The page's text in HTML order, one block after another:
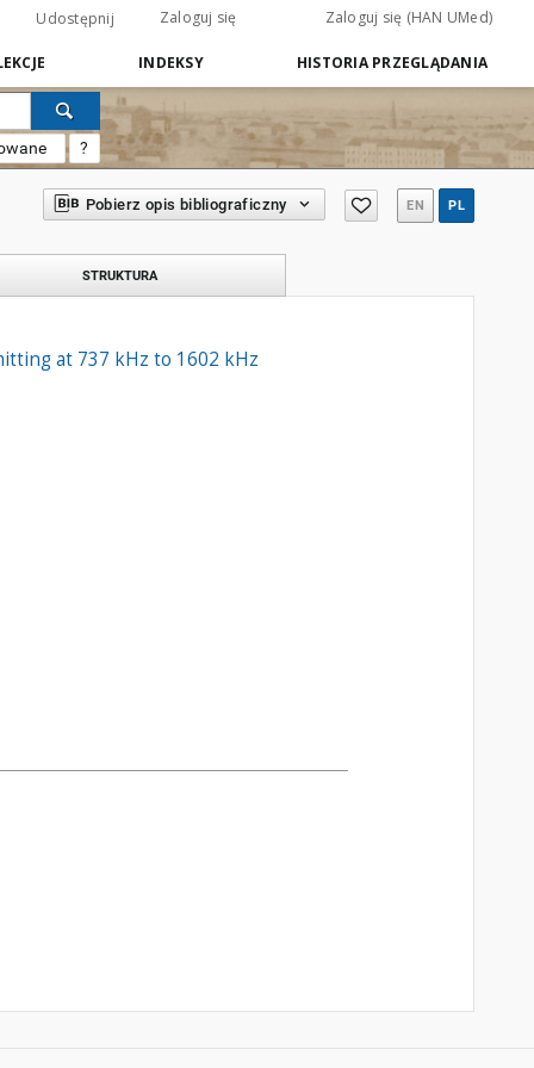
Udostępnij Zaloguj się Zaloguj się (HAN UMed)
INDEKSY HISTORIA PRZEGLĄDANIA
?
Pobierz opis bibliograficzny EN PL
STRUKTURA
at 737 kHz to 1602 kHz